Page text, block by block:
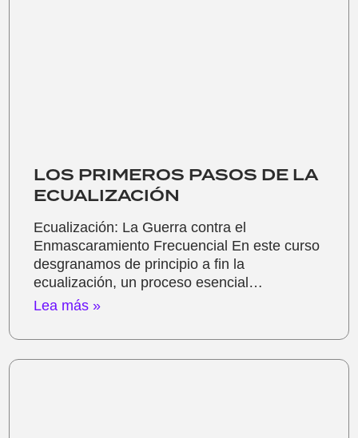
LOS PRIMEROS PASOS DE LA
ECUALIZACIÓN
Ecualización: La Guerra contra el
Enmascaramiento Frecuencial En este curso
desgranamos de principio a fin la
ecualización, un proceso esencial…
Lea más »